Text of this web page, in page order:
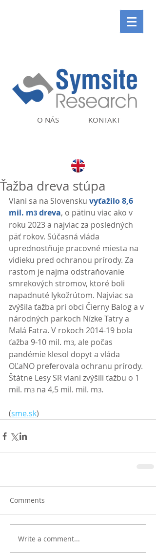
KONTAKT
O NÁS
Ťažba dreva stúpa
Vlani sa na Slovensku vyťažilo 8,6
mil. m3 dreva, o pätinu viac ako v
roku 2023 a najviac za posledných
päť rokov. Súčasná vláda
uprednostňuje pracovné miesta na
vidieku pred ochranou prírody. Za
rastom je najmä odstraňovanie
smrekových stromov, ktoré boli
napadnuté lykožrútom. Najviac sa
zvýšila ťažba pri obci Čierny Balog a v
národných parkoch Nízke Tatry a
Malá Fatra. V rokoch 2014-19 bola
ťažba 9-10 mil. m3, ale počas
pandémie klesol dopyt a vláda
OĽaNO preferovala ochranu prírody.
Štátne Lesy SR vlani zvýšili ťažbu o 1
mil. m3 na 4,5 mil. mil. m3.
(sme.sk)
Comments
Write a comment...